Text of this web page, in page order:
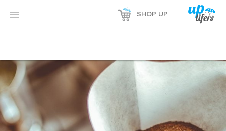
 SHOP UP